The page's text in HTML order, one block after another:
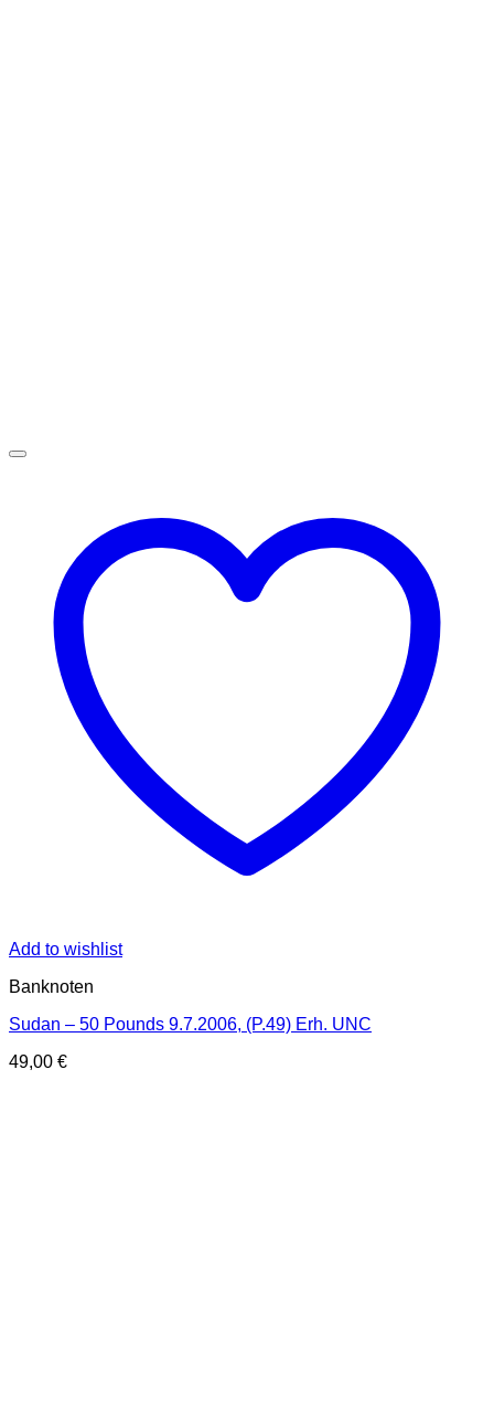
Add to wishlist
Banknoten
Sudan – 50 Pounds 9.7.2006, (P.49) Erh. UNC
49,00 €